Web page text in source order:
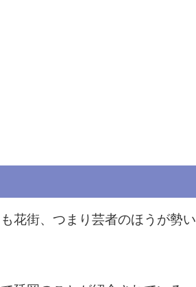
花街、つまり芸者のほうが勢い